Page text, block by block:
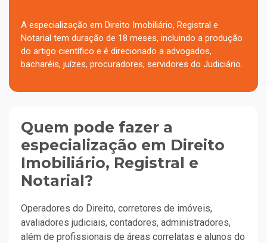
A especialização em Direito Imobiliário, Registral e
Notarial tem duração de 18 meses, incluindo a produção
do artigo científico e é direcionado a advogados,
bacharéis, juízes, procuradores, servidores do Judiciário.
Quem pode fazer a
especialização em Direito
Imobiliário, Registral e
Notarial?
Operadores do Direito, corretores de imóveis,
avaliadores judiciais, contadores, administradores,
além de profissionais de áreas correlatas e alunos do